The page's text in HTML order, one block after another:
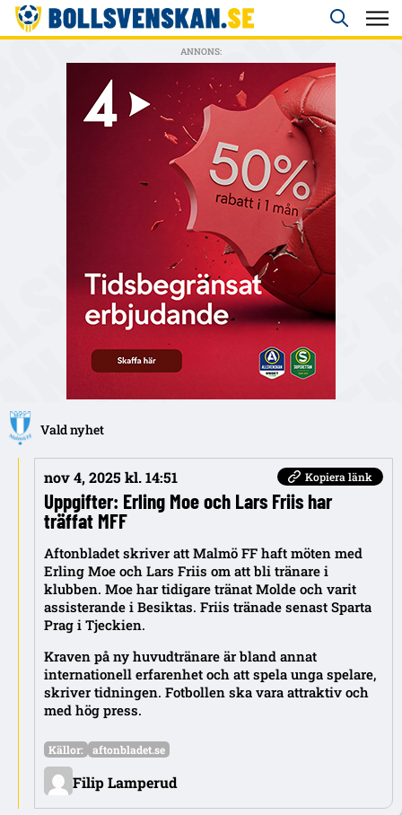
ANNONS:
Vald nyhet
nov 4, 2025 kl. 14:51 Kopiera länk
Uppgifter: Erling Moe och Lars Friis har
träffat MFF
Aftonbladet skriver att Malmö FF haft möten med
Erling Moe och Lars Friis om att bli tränare i
klubben. Moe har tidigare tränat Molde och varit
assisterande i Besiktas. Friis tränade senast Sparta
Prag i Tjeckien.
Kraven på ny huvudtränare är bland annat
internationell erfarenhet och att spela unga spelare,
skriver tidningen. Fotbollen ska vara attraktiv och
med hög press.
Filip Lamperud
Källor: aftonbladet.se